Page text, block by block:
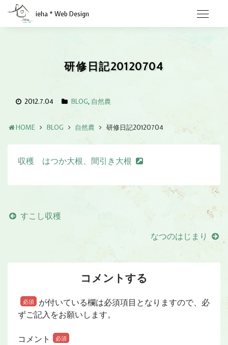
ieha * Web Design
研修日記20120704
2012.7.04 BLOG, 自然農
HOME BLOG 自然農 研修日記20120704
収穫 はつか大根、間引き大根
すこし収穫
なつのはじまり
コメントする
必須
が付いている欄は必須項目となりますので、必
ずご記入をお願いします。
コメント 必須